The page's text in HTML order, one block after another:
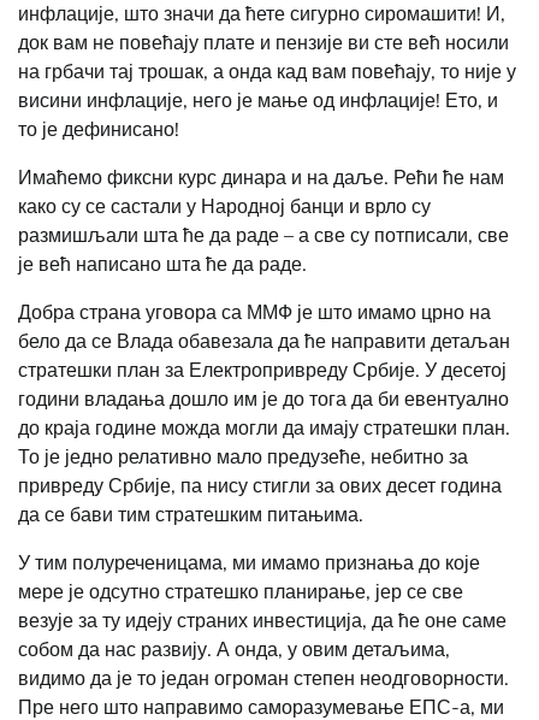
инфлације, што значи да ћете сигурно сиромашити! И,
док вам не повећају плате и пензије ви сте већ носили
на грбачи тај трошак, а онда кад вам повећају, то није у
висини инфлације, него је мање од инфлације! Ето, и
то је дефинисано!
Имаћемо фиксни курс динара и на даље. Рећи ће нам
како су се састали у Народној банци и врло су
размишљали шта ће да раде – а све су потписали, све
је већ написано шта ће да раде.
Добра страна уговора са ММФ је што имамо црно на
бело да се Влада обавезала да ће направити детаљан
стратешки план за Електропривреду Србије. У десетој
години владања дошло им је до тога да би евентуално
до краја године можда могли да имају стратешки план.
То је једно релативно мало предузеће, небитно за
привреду Србије, па нису стигли за ових десет година
да се бави тим стратешким питањима.
У тим полуреченицама, ми имамо признања до које
мере је одсутно стратешко планирање, јер се све
везује за ту идеју страних инвестиција, да ће оне саме
собом да нас развију. А онда, у овим детаљима,
видимо да је то један огроман степен неодговорности.
Пре него што направимо саморазумевање ЕПС-а, ми